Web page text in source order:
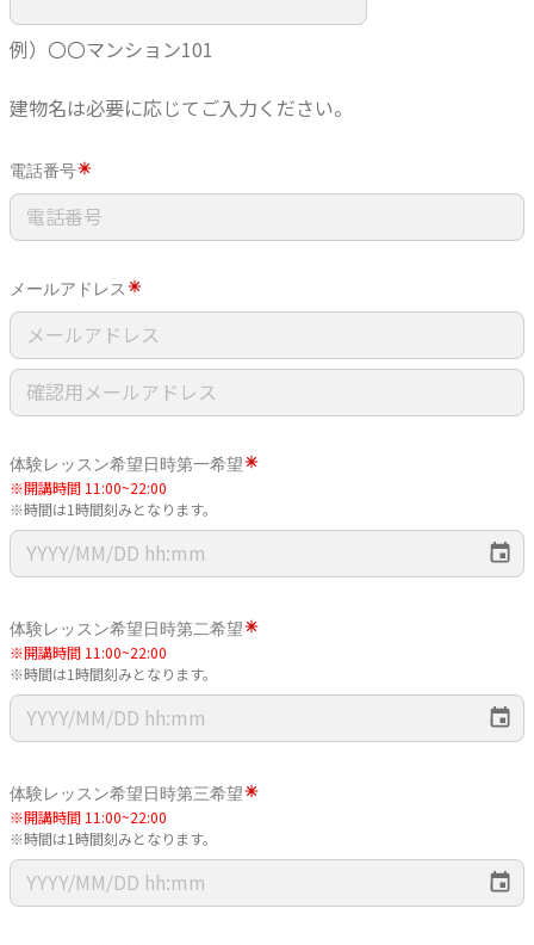
例）〇〇マンション101
建物名は必要に応じてご入力ください。
電話番号
メールアドレス
体験レッスン希望日時第一希望
※開講時間 11:00~22:00
※時間は1時間刻みとなります。
体験レッスン希望日時第二希望
※開講時間 11:00~22:00
※時間は1時間刻みとなります。
体験レッスン希望日時第三希望
※開講時間 11:00~22:00
※時間は1時間刻みとなります。